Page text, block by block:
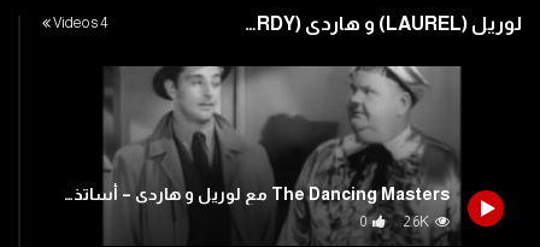
مي عز الدين
Watch Later
فيلم شيكامارا كامل | مي عز الدين وماجد
الكدواني | Shekamara (2007)
2026-07-26
فيلم اللعب مع الكبار
حسين فهمي
لوريل (LAUREL) و هاردي (HARDY ) 4 Videos
The Dancing Masters مع لوريل و هاردي – أساتذة الرقص (1943)
2.6K
0